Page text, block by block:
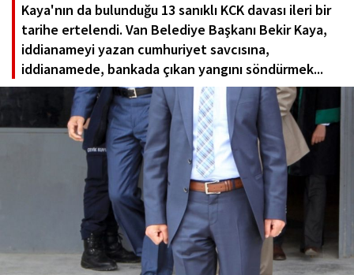
Kaya'nın da bulunduğu 13 sanıklı KCK davası ileri bir
tarihe ertelendi. Van Belediye Başkanı Bekir Kaya,
iddianameyi yazan cumhuriyet savcısına,
iddianamede, bankada çıkan yangını söndürmek...